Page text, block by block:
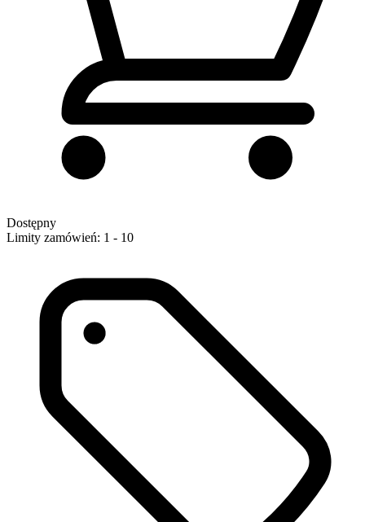
Dostępny
Limity zamówień: 1 - 10